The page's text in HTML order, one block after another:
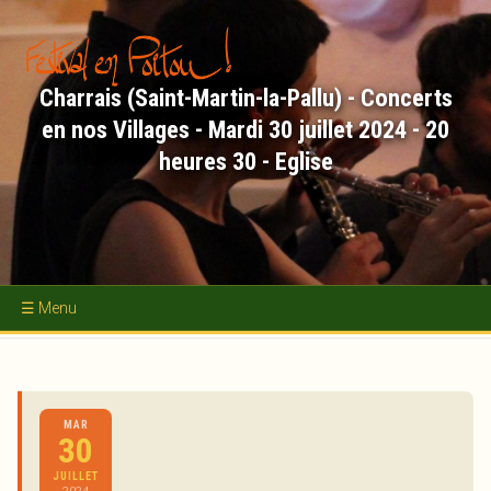
Aller
au
contenu
principal
Concerts
Académie d'Été
Nous soutenir
Charrais (Saint-Martin-la-Pallu) - Concerts
en nos Villages - Mardi 30 juillet 2024 - 20
heures 30 - Eglise
MAR
30
JUILLET